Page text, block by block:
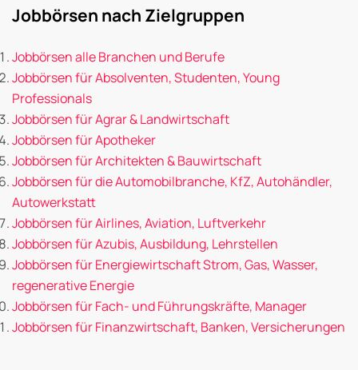
Jobbörsen nach Zielgruppen
Jobbörsen alle Branchen und Berufe
Jobbörsen für Absolventen, Studenten, Young
Professionals
Jobbörsen für Agrar & Landwirtschaft
Jobbörsen für Apotheker
Jobbörsen für Architekten & Bauwirtschaft
Jobbörsen für die Automobilbranche, KfZ, Autohändler,
Autowerkstatt
Jobbörsen für Airlines, Aviation, Luftverkehr
Jobbörsen für Azubis, Ausbildung, Lehrstellen
Jobbörsen für Energiewirtschaft Strom, Gas, Wasser,
regenerative Energie
Jobbörsen für Fach- und Führungskräfte, Manager
Jobbörsen für Finanzwirtschaft, Banken, Versicherungen